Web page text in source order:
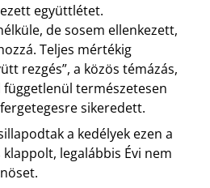
együttlétet.
de sosem ellenkezett,
Teljes mértékig
rezgés”, a közös témázás,
függetlenül természetesen
sikeredett.
a kedélyek ezen a
legalábbis Évi nem